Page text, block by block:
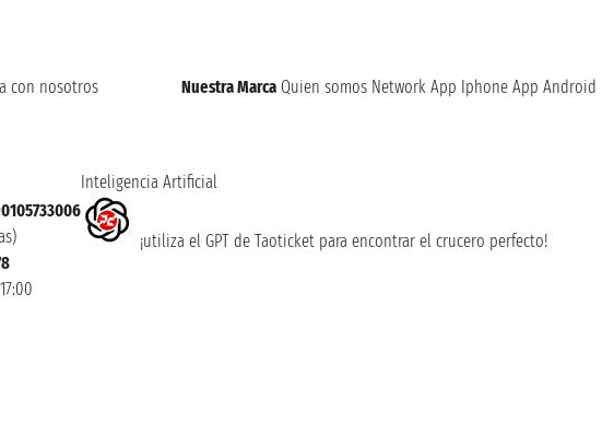
con nosotros Nuestra Marca Quien somos Network App Iphone App Android
Inteligencia Artificial
¡utiliza el GPT de Taoticket para encontrar el crucero perfecto!